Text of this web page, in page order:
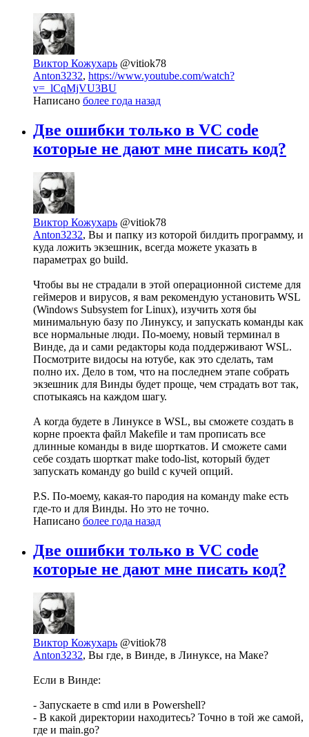
Виктор Кожухарь @vitiok78
Anton3232, https://www.youtube.com/watch?
v=_lCqMjVU3BU
Написано более года назад
Две ошибки только в VC code
которые не дают мне писать код?
Виктор Кожухарь @vitiok78
Anton3232, Вы и папку из которой билдить программу, и
куда ложить экзешник, всегда можете указать в
параметрах go build.
Чтобы вы не страдали в этой операционной системе для
геймеров и вирусов, я вам рекомендую установить WSL
(Windows Subsystem for Linux), изучить хотя бы
минимальную базу по Линуксу, и запускать команды как
все нормальные люди. По-моему, новый терминал в
Винде, да и сами редакторы кода поддерживают WSL.
Посмотрите видосы на ютубе, как это сделать, там
полно их. Дело в том, что на последнем этапе собрать
экзешник для Винды будет проще, чем страдать вот так,
спотыкаясь на каждом шагу.
А когда будете в Линуксе в WSL, вы сможете создать в
корне проекта файл Makefile и там прописать все
длинные команды в виде шорткатов. И сможете сами
себе создать шорткат make todo-list, который будет
запускать команду go build с кучей опций.
P.S. По-моему, какая-то пародия на команду make есть
где-то и для Винды. Но это не точно.
Написано более года назад
Две ошибки только в VC code
которые не дают мне писать код?
Виктор Кожухарь @vitiok78
Anton3232, Вы где, в Винде, в Линуксе, на Маке?
Если в Винде:
- Запускаете в cmd или в Powershell?
- В какой директории находитесь? Точно в той же самой,
где и main.go?